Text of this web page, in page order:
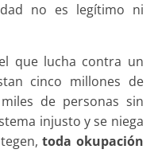
no es legítimo ni
que lucha contra un
cinco millones de
de personas sin
injusto y se niega
toda okupación